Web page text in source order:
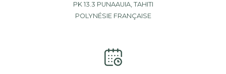
PK 13.3 PUNAAUIA, TAHITI
POLYNÉSIE FRANÇAISE